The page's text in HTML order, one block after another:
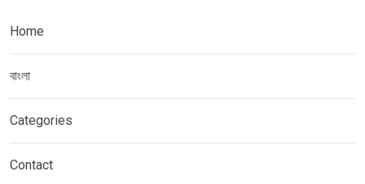
Home
বাংলা
Categories
Contact